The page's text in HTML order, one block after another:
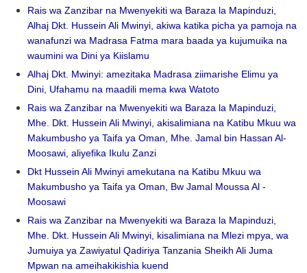
Rais wa Zanzibar na Mwenyekiti wa Baraza la Mapinduzi,
Alhaj Dkt. Hussein Ali Mwinyi, akiwa katika picha ya pamoja na
wanafunzi wa Madrasa Fatma mara baada ya kujumuika na
waumini wa Dini ya Kiislamu
Alhaj Dkt. Mwinyi: amezitaka Madrasa ziimarishe Elimu ya
Dini, Ufahamu na maadili mema kwa Watoto
Rais wa Zanzibar na Mwenyekiti wa Baraza la Mapinduzi,
Mhe. Dkt. Hussein Ali Mwinyi, akisalimiana na Katibu Mkuu wa
Makumbusho ya Taifa ya Oman, Mhe. Jamal bin Hassan Al-
Moosawi, aliyefika Ikulu Zanzi
Dkt Hussein Ali Mwinyi amekutana na Katibu Mkuu wa
Makumbusho ya Taifa ya Oman, Bw Jamal Moussa Al -
Moosawi
Rais wa Zanzibar na Mwenyekiti wa Baraza la Mapinduzi,
Mhe. Dkt. Hussein Ali Mwinyi, kisalimiana na Mlezi mpya, wa
Jumuiya ya Zawiyatul Qadiriya Tanzania Sheikh Ali Juma
Mpwan na ameihakikishia kuend